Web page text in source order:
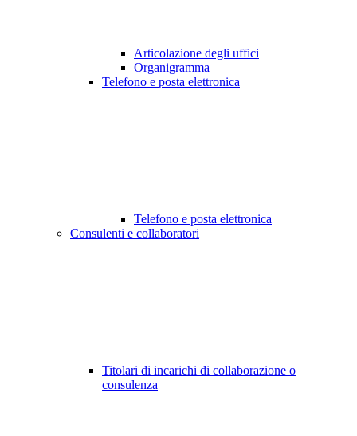
Articolazione degli uffici
Organigramma
Telefono e posta elettronica
Telefono e posta elettronica
Consulenti e collaboratori
Titolari di incarichi di collaborazione o
consulenza